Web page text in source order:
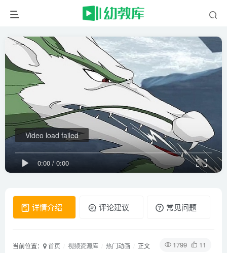
0:00 / 0:00
Video load failed
详情介绍 评论建议 常见问题
1799 11
当前位置： 首页 视频资源库 热门动画 正文